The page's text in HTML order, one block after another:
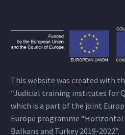
This website was created with
“Judicial training institutes for
which is a part of the joint
Europe programme
Balkans and Turkey 2019-2022”.